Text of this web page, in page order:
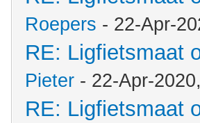
Roepers - 22-Apr-
RE: Ligfietsmaat
Pieter - 22-Apr-
RE: Ligfietsmaat